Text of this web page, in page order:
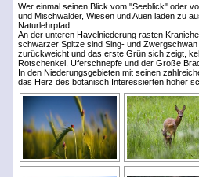
Wer einmal seinen Blick vom "Seeblick" oder
und Mischwälder, Wiesen und Auen laden zu
Naturlehrpfad.
An der unteren Havelniederung rasten
schwarzer Spitze sind Sing- und
zurückweicht und das erste Grün sich zeigt,
Rotschenkel, Uferschnepfe und der Große
In den Niederungsgebieten mit seinen
das Herz des botanisch Interessierten höher